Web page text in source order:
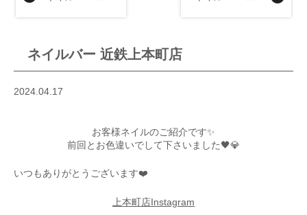
ネイルバー 近鉄上本町店
2024.04.17
お客様ネイルのご紹介です✨
前回とお色違いでして下さいました🖤💎
いつもありがとうございます❤️
上本町店Instagram